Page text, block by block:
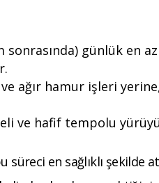
günlük en
ağır hamur işleri
ve hafif tempolu
süreci en sağlıklı şekilde